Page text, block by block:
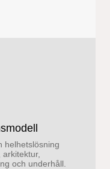
helhetslösning
och underhåll.